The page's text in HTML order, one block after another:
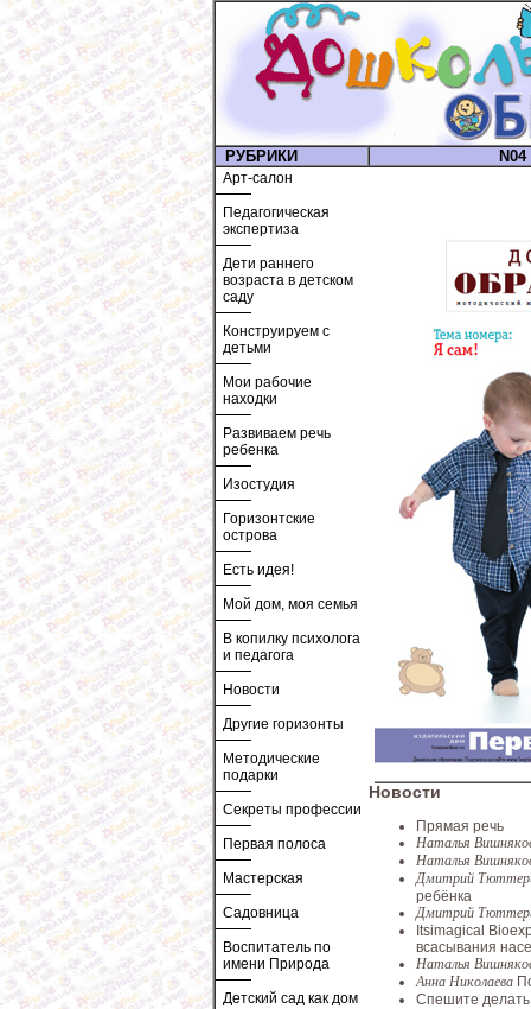
РУБРИКИ
Арт-салон
Педагогическая
экспертиза
Дети раннего
возраста в детском
саду
Конструируем с
детьми
Мои рабочие
находки
Развиваем речь
ребенка
Изостудия
Горизонтские
острова
Есть идея!
Мой дом, моя семья
В копилку психолога
и педагога
Новости
Другие горизонты
Методические
подарки
Секреты профессии
Первая полоса
Мастерская
Садовница
Воспитатель по
имени Природа
Детский сад как дом
Новости
Прямая речь
Наталья
Наталья
Дмитрий
ребёнка
Дмитрий
Itsimagical
всасывания
Наталья
Анна Николаева
Спешите